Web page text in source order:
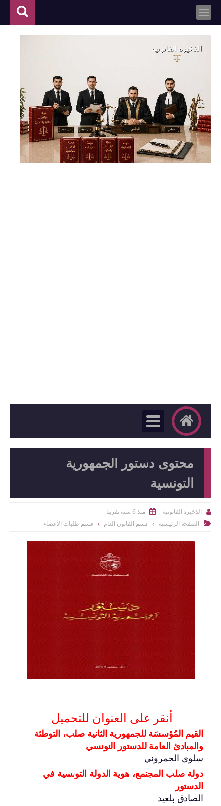
محتوى دستور الجمهورية
التونسية
 الذخيرة القانونية  منذ 6 سنة تقريبا
 الصفحة الرئيسية قسم القانون العام قسم طلبات الأعضاء
أنقر على العنوان للتحميل
القيم المُؤسسَة للجمهورية الثانية صلب، التوطئة
والمبادئ العامة للدستور التونسي
سلوى الحمروني
دولة صلب المجتمع، هوية الدولة التونسية في
الدستور
الصادق بلعيد